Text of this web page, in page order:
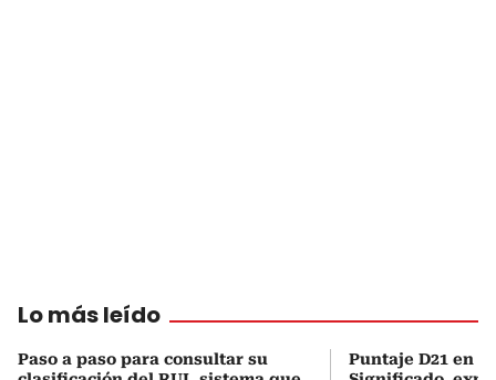
Lo más leído
Paso a paso para consultar su
Puntaje D21 en